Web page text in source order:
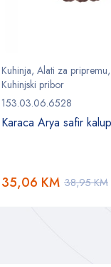
Kuhinja, Alati za pripremu,
Kuhinjski pribor
153.03.06.6528
Karaca Arya safir
38,95KM
35,06 KM